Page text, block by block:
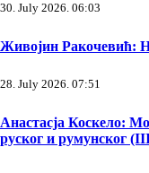
30. July 2026. 06:03
Живојин Ракочевић:
28. July 2026. 07:51
Анастасја Коскело:
руског и румунског